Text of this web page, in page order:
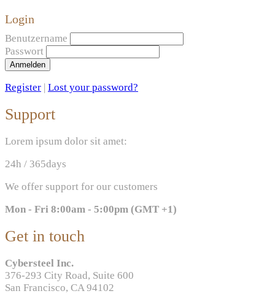
Login
Benutzername
Passwort
Anmelden
Register | Lost your password?
Support
Lorem ipsum dolor sit amet:
24h / 365days
We offer support for our customers
Mon - Fri 8:00am - 5:00pm (GMT +1)
Get in touch
Cybersteel Inc.
376-293 City Road, Suite 600
San Francisco, CA 94102